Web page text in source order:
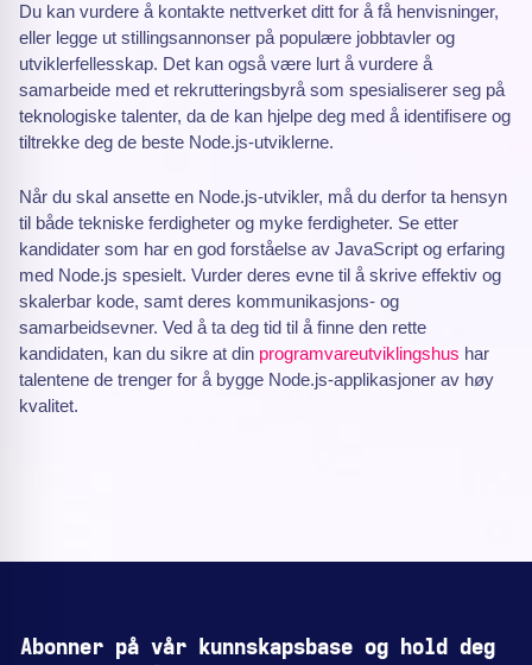
Du kan vurdere å kontakte nettverket ditt for å få henvisninger,
eller legge ut stillingsannonser på populære jobbtavler og
utviklerfellesskap. Det kan også være lurt å vurdere å
samarbeide med et rekrutteringsbyrå som spesialiserer seg på
teknologiske talenter, da de kan hjelpe deg med å identifisere og
tiltrekke deg de beste Node.js-utviklerne.
Når du skal ansette en Node.js-utvikler, må du derfor ta hensyn
til både tekniske ferdigheter og myke ferdigheter. Se etter
kandidater som har en god forståelse av JavaScript og erfaring
med Node.js spesielt. Vurder deres evne til å skrive effektiv og
skalerbar kode, samt deres kommunikasjons- og
samarbeidsevner. Ved å ta deg tid til å finne den rette
kandidaten, kan du sikre at din programvareutviklingshus har
talentene de trenger for å bygge Node.js-applikasjoner av høy
kvalitet.
Abonner på vår kunnskapsbase og hold deg